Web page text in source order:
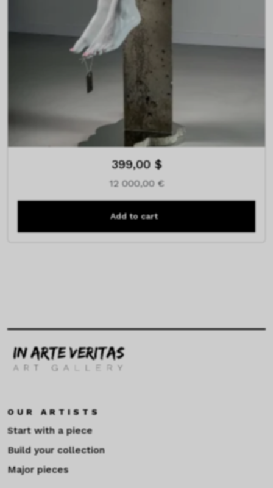
399,00 $
12 000,00 €
Add to cart
OUR ARTISTS
Start with a piece
Build your collection
Major pieces